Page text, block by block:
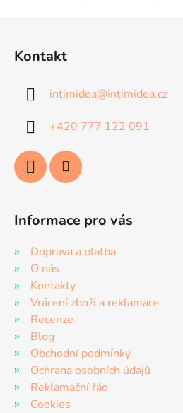
Kontakt
intimidea@intimidea.cz
+420 777 122 091
Informace pro vás
Doprava a platba
O nás
Kontakty
Vrácení zboží a reklamace
Recenze
Blog
Obchodní podmínky
Ochrana osobních údajů
Reklamační řád
Cookies